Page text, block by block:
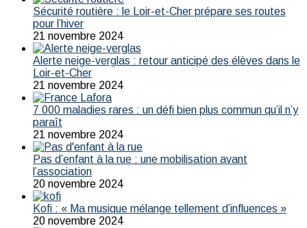
Sécurité routière : le Loir-et-Cher prépare ses routes
pour l’hiver
21 novembre 2024
Alerte neige-verglas : retour anticipé des élèves dans le
Loir-et-Cher
21 novembre 2024
7 000 maladies rares : un défi bien plus commun qu’il n’y
paraît
21 novembre 2024
Pas d’enfant à la rue : une mobilisation avant
l’association
20 novembre 2024
Kofi : « Ma musique mélange tellement d’influences »
20 novembre 2024